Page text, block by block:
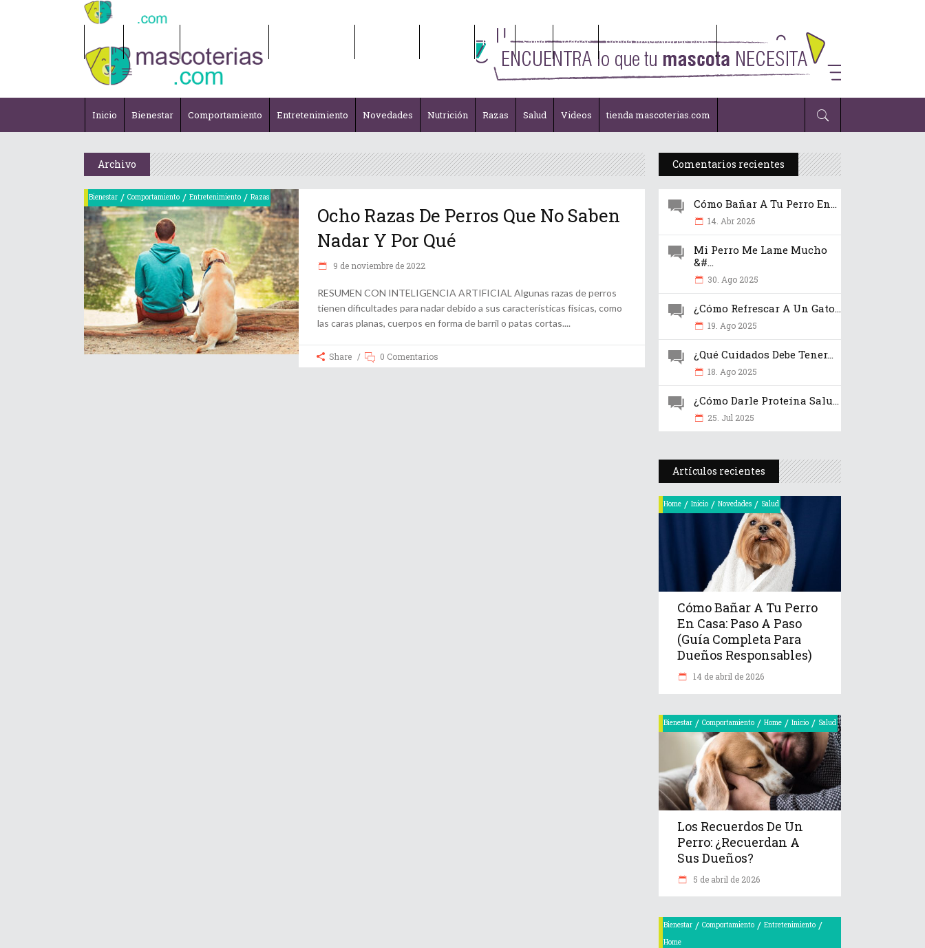
Inicio Bienestar Comportamiento Entretenimiento Novedades Nutrición Razas Salud Videos tienda mascoterias.com
Razas Salud Videos tienda mascoterias.com
Archivo
Bienestar / Comportamiento / Entretenimiento / Razas
Ocho Razas De Perros Que No Saben
Nadar Y Por Qué
9 de noviembre de 2022
RESUMEN CON INTELIGENCIA ARTIFICIAL Algunas razas de perros
tienen dificultades para nadar debido a sus características físicas, como
las caras planas, cuerpos en forma de barril o patas cortas.
Share 0 Comentarios
Comentarios recientes
Cómo Bañar A Tu Perro En...
14. Abr 2026
Mi Perro Me Lame Mucho
&#...
30. Ago 2025
¿Cómo Refrescar A Un Gato...
19. Ago 2025
¿Qué Cuidados Debe Tener...
18. Ago 2025
¿Cómo Darle Proteína Salu...
25. Jul 2025
Artículos recientes
Home / Inicio / Novedades / Salud
Cómo Bañar A Tu Perro
En Casa: Paso A Paso
(Guía Completa Para
Dueños Responsables)
14 de abril de 2026
Bienestar / Comportamiento / Home / Inicio / Salud
Los Recuerdos De Un
Perro: ¿recuerdan A
Sus Dueños?
5 de abril de 2026
Bienestar / Comportamiento / Entretenimiento /
Home